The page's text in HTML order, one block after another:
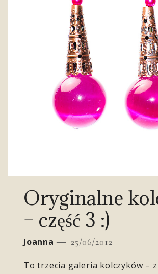
Oryginalne
– część 3 :)
Joanna 25/06/2012
To trzecia galeria kolczyków –